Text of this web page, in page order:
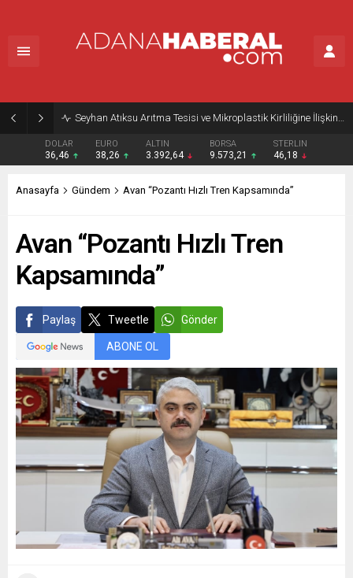
Seyhan Atıksu Arıtma Tesisi ve Mikroplastik Kirliliğine İlişkin Açıklama
DOLAR
36,46
EURO
38,26
ALTIN
3.392,64
BORSA
9.573,21
STERLIN
46,18
Anasayfa Gündem Avan “Pozantı Hızlı Tren Kapsamında”
Avan “Pozantı Hızlı Tren
Kapsamında”
Paylaş Tweetle Gönder
ABONE OL